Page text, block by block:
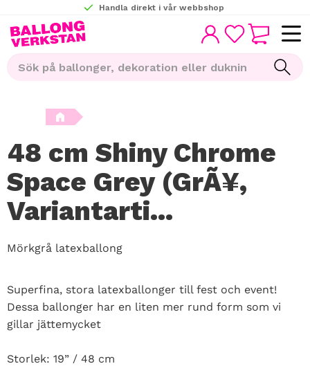
Meny
Handla direkt i vår webbshop
FAVORITER
KUNDVAGN
48 cm Shiny Chrome
Space Grey (GrÃ¥,
Variantarti...
Mörkgrå latexballong
Superfina, stora latexballonger till fest och event!
Dessa ballonger har en liten mer rund form som vi
gillar jättemycket
Storlek: 19” / 48 cm